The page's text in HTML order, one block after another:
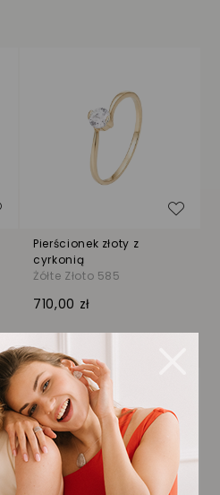
Dodaj do listy życzeń
Pierścionek złoty z
cyrkonią
Żółte Złoto 585
710,00 zł